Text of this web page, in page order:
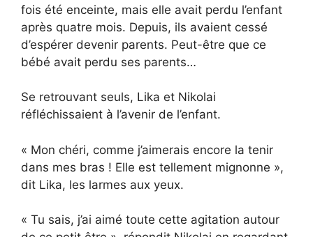
fois été enceinte, mais elle avait perdu l’enfant
après quatre mois. Depuis, ils avaient cessé
d’espérer devenir parents. Peut-être que ce
bébé avait perdu ses parents…
Se retrouvant seuls, Lika et Nikolai
réfléchissaient à l’avenir de l’enfant.
« Mon chéri, comme j’aimerais encore la tenir
dans mes bras ! Elle est tellement mignonne »,
dit Lika, les larmes aux yeux.
« Tu sais, j’ai aimé toute cette agitation autour